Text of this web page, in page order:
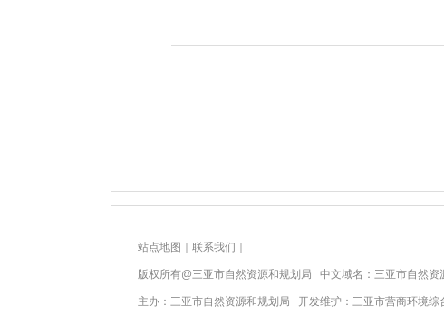
站点地图 联系我们
版权所有@三亚市自然资源和规划局 中文域名：三亚市自然资
主办：三亚市自然资源和规划局 开发维护：三亚市营商环境综